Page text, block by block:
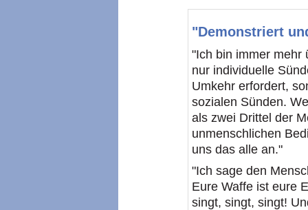
"Demonstriert
"Ich bin immer mehr
nur individuelle
Umkehr erfordert,
sozialen Sünden.
als zwei Drittel der
unmenschlichen
uns das alle an."
"Ich sage den
Eure Waffe ist eure
singt, singt, singt!